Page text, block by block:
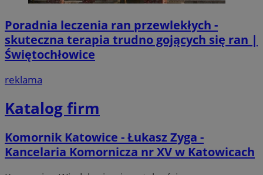
Poradnia leczenia ran przewlekłych -
skuteczna terapia trudno gojących się ran |
Świętochłowice
reklama
Katalog firm
Komornik Katowice - Łukasz Zyga -
Kancelaria Komornicza nr XV w Katowicach